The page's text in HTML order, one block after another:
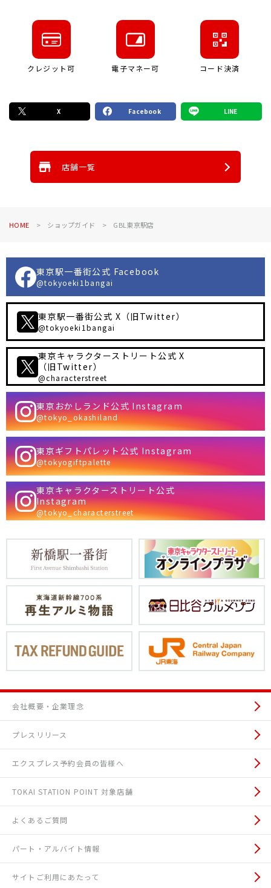
クレジット可 電子マネー可 コード決済
X Facebook LINE
店舗一覧
HOME ショップガイド GBL東京駅店
東京駅一番街公式 Facebook
@tokyoeki1bangai
東京駅一番街公式 X（旧Twitter）
@tokyoeki1bangai
東京キャラクターストリート公式 X
（旧Twitter）
@characterstreet
東京おかしランド公式 Instagram
@tokyo_okashiland
東京ギフトパレット公式 Instagram
@tokyogiftpalette
東京キャラクターストリート公式
Instagram
@tokyo_characterstreet
会社概要・企業理念
プレスリリース
エクスプレス予約会員の皆様へ
TOKAI STATION POINT 対象店舗
よくあるご質問
パート・アルバイト情報
サイトご利用にあたって